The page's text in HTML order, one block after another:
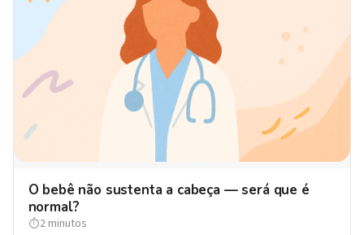
O bebê não sustenta a cabeça — será que é
normal?
⏱2 minutos